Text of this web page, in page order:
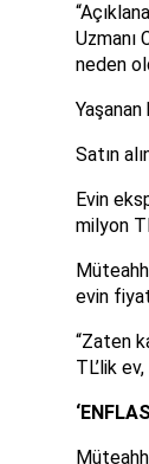
Uzmanı
neden
Satın
Evin
milyon
evin
“Zaten
TL’lik